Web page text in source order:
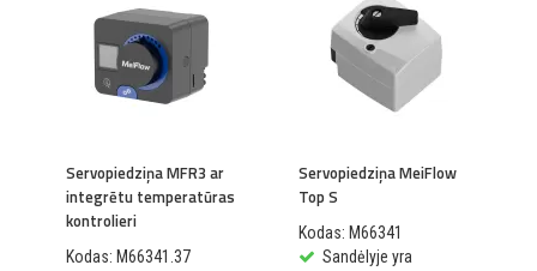
Servopiedziņa MFR3 ar
integrētu temperatūras
kontrolieri
Kodas: M66341.37
Servopiedziņa MeiFlow
Top S
Kodas: M66341
Sandėlyje yra